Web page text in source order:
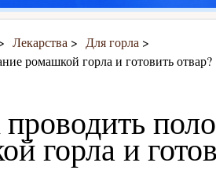
Лекарства
Для горла
ромашкой горла и готовить отвар?
горла и